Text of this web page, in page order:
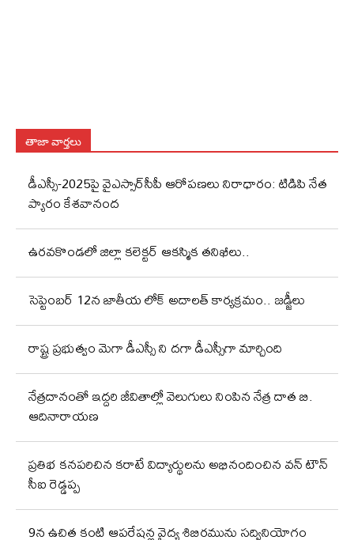
తాజా వార్తలు
డీఎస్సీ-2025పై వైఎస్సార్‌సీపీ ఆరోపణలు నిరాధారం: టిడిపి నేత
ప్యారం కేశవానంద
ఉరవకొండలో జిల్లా కలెక్టర్ ఆకస్మిక తనిఖీలు..
సెప్టెంబర్ 12న జాతీయ లోక్ అదాలత్ కార్యక్రమం.. జడ్జీలు
రాష్ట్ర ప్రభుత్వం మెగా డీఎస్సీ ని దగా డీఎస్సీగా మార్చింది
నేత్రదానంతో ఇద్దరి జీవితాల్లో వెలుగులు నింపిన నేత్ర దాత బి.
ఆదినారాయణ
ప్రతిభ కనపరిచిన కరాటే విద్యార్థులను అభినందించిన వన్ టౌన్
సీఐ రెడ్డప్ప
9న ఉచిత కంటి ఆపరేషన్ల వైద్య శిబిరమును సద్వినియోగం